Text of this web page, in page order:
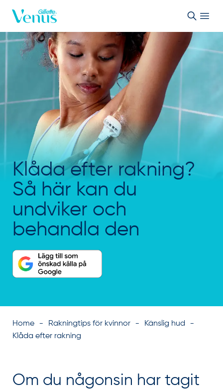
Klåda efter rakning?
Så här kan du
undviker och
behandla den
Home Rakningtips för kvinnor
Känslig hud
Klåda efter rakning
Om du någonsin har tagit